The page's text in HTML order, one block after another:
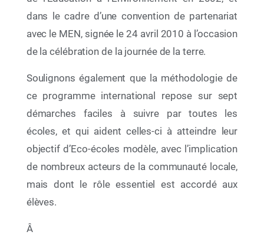
Entre culture, transmission et conscience
environnementale, la Fondation Mohammed VI
pour la Protection de l’Environnement vous
donne rendez-vous à la 31ᵉ édition du Salon
International de l’Édition et du Livre
dans le cadre d’une convention de partenariat
avec le MEN, signée le 24 avril 2010 à l’occasion
de la célébration de la journée de la terre.
Soulignons également que la méthodologie de
ce programme international repose sur sept
démarches faciles à suivre par toutes les
écoles, et qui aident celles-ci à atteindre leur
objectif d’Eco-écoles modèle, avec l’implication
de nombreux acteurs de la communauté locale,
mais dont le rôle essentiel est accordé aux
élèves.
Â